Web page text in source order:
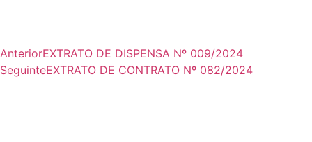
AnteriorEXTRATO DE DISPENSA Nº 009/2024
SeguinteEXTRATO DE CONTRATO Nº 082/2024